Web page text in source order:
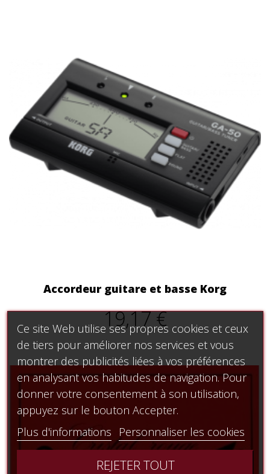
Accordeur guitare et basse Korg
19,17 €
Ce site Web utilise ses propres cookies et ceux
de tiers pour améliorer nos services et vous
montrer des publicités liées à vos préférences
en analysant vos habitudes de navigation. Pour
donner votre consentement à son utilisation,
appuyez sur le bouton Accepter.
Plus d'informations
Personnaliser les cookies
REJETER TOUT